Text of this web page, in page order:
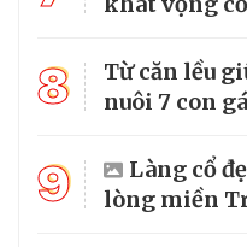
8
Từ căn lều
nuôi 7 con
9
Làng cổ
lòng miền